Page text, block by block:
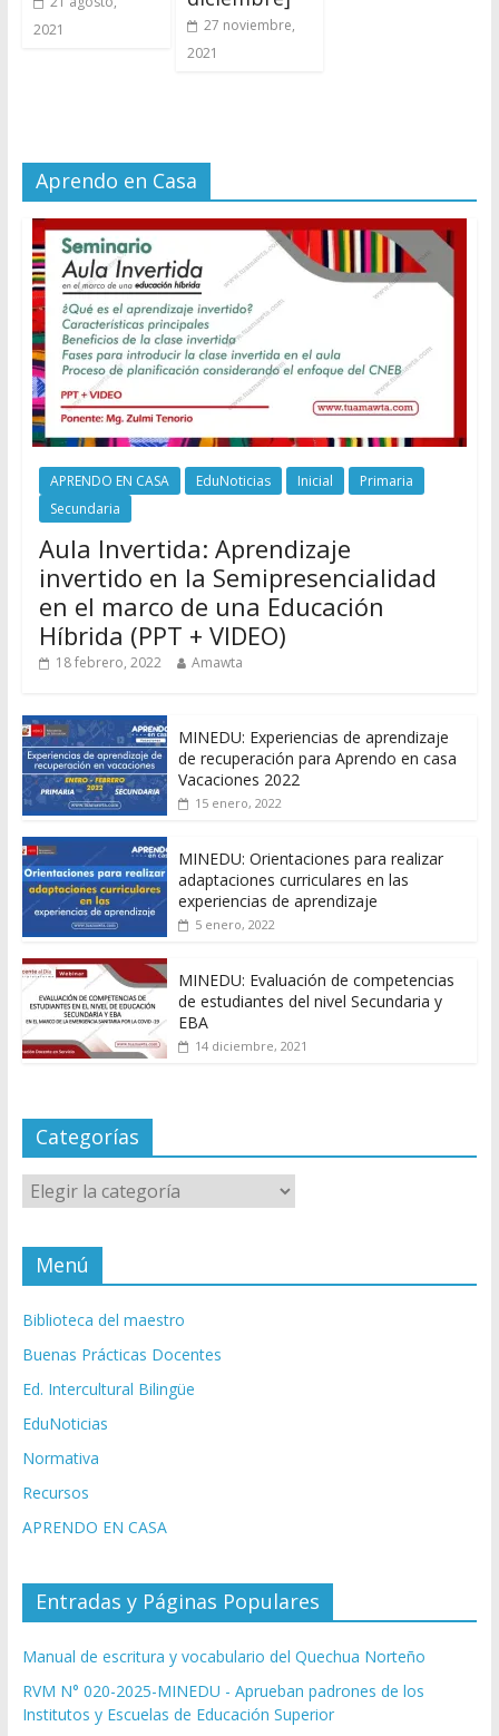
2021
27 noviembre,
2021
Aprendo en Casa
APRENDO EN CASA EduNoticias Inicial
Primaria
Secundaria
Aula Invertida: Aprendizaje
invertido en la Semipresencialidad
en el marco de una Educación
Híbrida (PPT + VIDEO)
18 febrero, 2022 Amawta
MINEDU: Experiencias de aprendizaje
de recuperación para Aprendo en casa
Vacaciones 2022
15 enero, 2022
MINEDU: Orientaciones para realizar
adaptaciones curriculares en las
experiencias de aprendizaje
5 enero, 2022
MINEDU: Evaluación de competencias
de estudiantes del nivel Secundaria y
EBA
14 diciembre, 2021
Categorías
Categorías
Menú
Biblioteca del maestro
Buenas Prácticas Docentes
Ed. Intercultural Bilingüe
EduNoticias
Normativa
Recursos
APRENDO EN CASA
Entradas y Páginas Populares
Manual de escritura y vocabulario del Quechua Norteño
RVM N° 020-2025-MINEDU - Aprueban padrones de los
Institutos y Escuelas de Educación Superior